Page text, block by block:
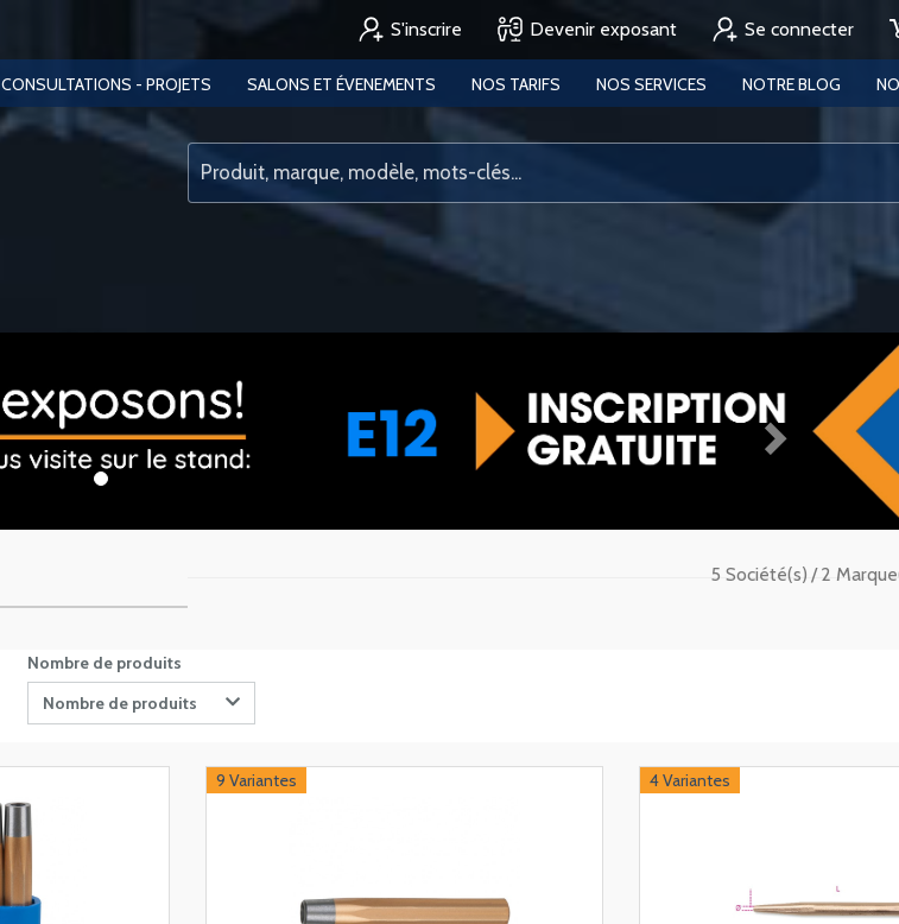
S'inscrire Devenir exposant Se connecter
CONSULTATIONS - PROJETS SALONS ET ÉVENEMENTS NOS TARIFS NOS SERVICES NOTRE BLOG
2
5 Société(s)
Nombre de produits
Nombre de produits
9 Variantes 4 Variantes